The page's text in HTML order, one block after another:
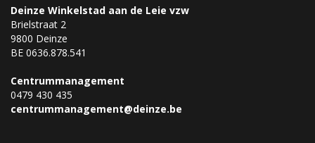
Deinze Winkelstad aan de Leie vzw
Brielstraat 2
9800 Deinze
BE 0636.878.541
Centrummanagement
0479 430 435
centrummanagement@deinze.be